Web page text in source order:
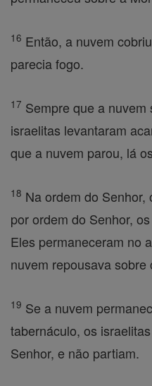
16 Então, a nuvem
parecia fogo.
17 Sempre que a nuvem
israelitas levantaram
que a nuvem parou, lá
18 Na ordem do
por ordem do Senhor,
Eles permaneceram no
nuvem repousava sobre
19 Se a nuvem
tabernáculo, os
Senhor, e não partiam.